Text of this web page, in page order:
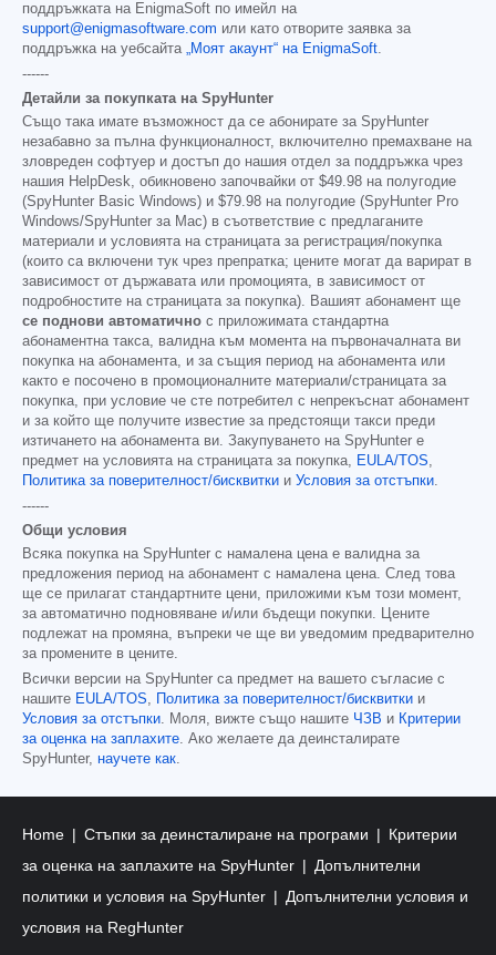
поддръжката на EnigmaSoft по имейл на
support@enigmasoftware.com или като отворите заявка за
поддръжка на уебсайта „Моят акаунт“ на EnigmaSoft.
------
Детайли за покупката на SpyHunter
Също така имате възможност да се абонирате за SpyHunter
незабавно за пълна функционалност, включително премахване на
зловреден софтуер и достъп до нашия отдел за поддръжка чрез
нашия HelpDesk, обикновено започвайки от $49.98 на полугодие
(SpyHunter Basic Windows) и $79.98 на полугодие (SpyHunter Pro
Windows/SpyHunter за Mac) в съответствие с предлаганите
материали и условията на страницата за регистрация/покупка
(които са включени тук чрез препратка; цените могат да варират в
зависимост от държавата или промоцията, в зависимост от
подробностите на страницата за покупка). Вашият абонамент ще
се поднови автоматично с приложимата стандартна
абонаментна такса, валидна към момента на първоначалната ви
покупка на абонамента, и за същия период на абонамента или
както е посочено в промоционалните материали/страницата за
покупка, при условие че сте потребител с непрекъснат абонамент
и за който ще получите известие за предстоящи такси преди
изтичането на абонамента ви. Закупуването на SpyHunter е
предмет на условията на страницата за покупка, EULA/TOS,
Политика за поверителност/бисквитки и Условия за отстъпки.
------
Общи условия
Всяка покупка на SpyHunter с намалена цена е валидна за
предложения период на абонамент с намалена цена. След това
ще се прилагат стандартните цени, приложими към този момент,
за автоматично подновяване и/или бъдещи покупки. Цените
подлежат на промяна, въпреки че ще ви уведомим предварително
за промените в цените.
Всички версии на SpyHunter са предмет на вашето съгласие с
нашите EULA/TOS, Политика за поверителност/бисквитки и
Условия за отстъпки. Моля, вижте също нашите ЧЗВ и Критерии
за оценка на заплахите. Ако желаете да деинсталирате
SpyHunter, научете как.
Home Стъпки за деинсталиране на програми
Критерии
за оценка на заплахите на SpyHunter
Допълнителни
политики и условия на SpyHunter
Допълнителни условия и
условия на RegHunter